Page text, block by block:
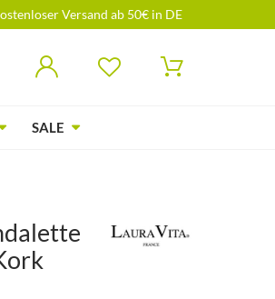
Versand ab 50€ in DE
SALE